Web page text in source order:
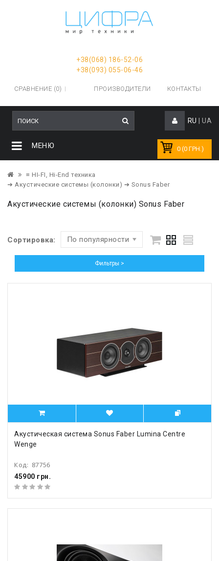
+38(068) 186-52-06
+38(093) 055-06-46
СРАВНЕНИЕ (0) ПРОИЗВОДИТЕЛИ КОНТАКТЫ
RU UA
0 (0 ГРН.)
МЕНЮ
≡ HI-FI, Hi-End техника
➔ Акустические системы (колонки) ➔ Sonus Faber
Акустические системы (колонки) Sonus Faber
Сортировка: По популярности
Фильтры >
Акустическая система Sonus Faber Lumina Centre
Wenge
Код: 87756
45900 грн.